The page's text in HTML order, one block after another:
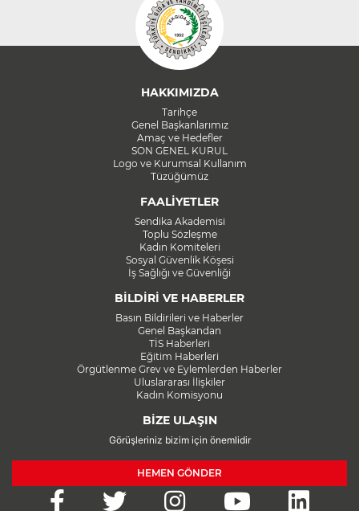
HAKKIMIZDA
Tarihçe
Genel Başkanlarımız
Amaç ve Hedefler
SON GENEL KURUL
Logo ve Kurumsal Kullanım
Tüzüğümüz
FAALİYETLER
Sendika Akademisi
Toplu Sözleşme
Kadın Komiteleri
Sosyal Güvenlik Köşesi
İş Sağlığı ve Güvenliği
BİLDİRİ VE HABERLER
Basın Bildirileri ve Haberler
Genel Başkandan
TİS Haberleri
Eğitim Haberleri
Örgütlenme Grev ve Eylemlerden Haberler
Uluslararası İlişkiler
Kadın Komisyonu
BİZE ULAŞIN
Görüşleriniz bizim için önemlidir
HEMEN GÖNDER